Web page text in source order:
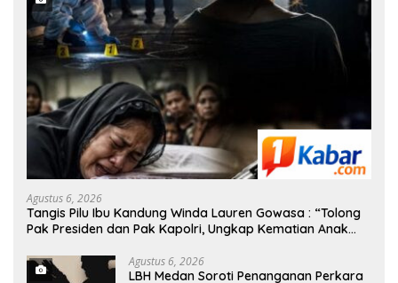
Agustus 6, 2026
Tangis Pilu Ibu Kandung Winda Lauren Gowasa : “Tolong
Pak Presiden dan Pak Kapolri, Ungkap Kematian Anak
Agustus 6, 2026
‎LBH Medan Soroti Penanganan Perkara